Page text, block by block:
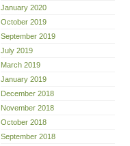
January 2020
October 2019
September 2019
July 2019
March 2019
January 2019
December 2018
November 2018
October 2018
September 2018